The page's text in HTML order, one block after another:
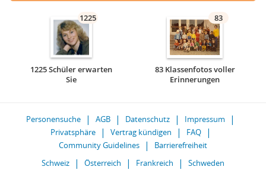
1225
1225 Schüler erwarten
Sie
83
83 Klassenfotos voller
Erinnerungen
Personensuche AGB Datenschutz
Impressum
Privatsphäre
Vertrag kündigen
FAQ
Community Guidelines
Barrierefreiheit
Schweiz
Österreich Frankreich Schweden